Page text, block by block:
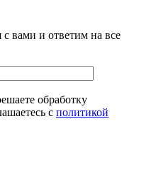
вами и ответим на все
обработку
с политикой